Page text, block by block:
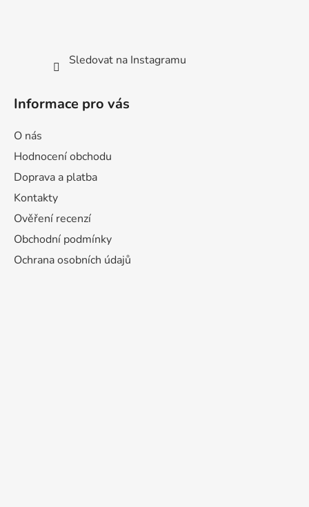
Sledovat na Instagramu
Informace pro vás
O nás
Hodnocení obchodu
Doprava a platba
Kontakty
Ověření recenzí
Obchodní podmínky
Ochrana osobních údajů